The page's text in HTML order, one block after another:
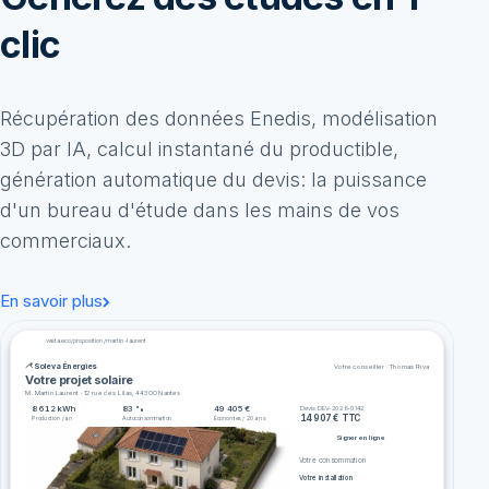
clic
Récupération des données Enedis, modélisation
3D par IA, calcul instantané du productible,
génération automatique du devis: la puissance
d'un bureau d'étude dans les mains de vos
commerciaux.
En savoir plus
vesta.eco/proposition/martin-laurent
Soleva Énergies Votre conseiller · Thomas Riva
Votre projet solaire
M. Martin Laurent · 12 rue des Lilas, 44300 Nantes
8 612 kWh
Production / an
83 %
Autoconsommation
49 405 €
Économies / 20 ans
Devis DEV-2026-0142
14 907 € TTC
Signer en ligne
Votre consommation
Votre installation